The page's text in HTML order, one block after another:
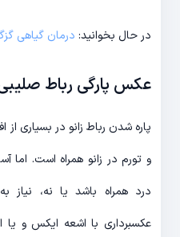
در حال بخوانید: درمان گیاهی
عکس پارگی رباط صلیبی
پاره شدن رباط زانو در بسیاری از
و تورم در زانو همراه است.
درد همراه باشد یا نه،
عکسبرداری با اشعه ایکس و یا